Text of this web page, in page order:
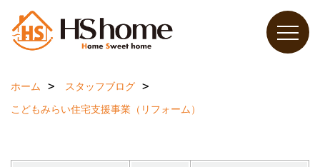
ホーム
スタッフブログ
こどもみらい住宅支援事業（リフォーム）